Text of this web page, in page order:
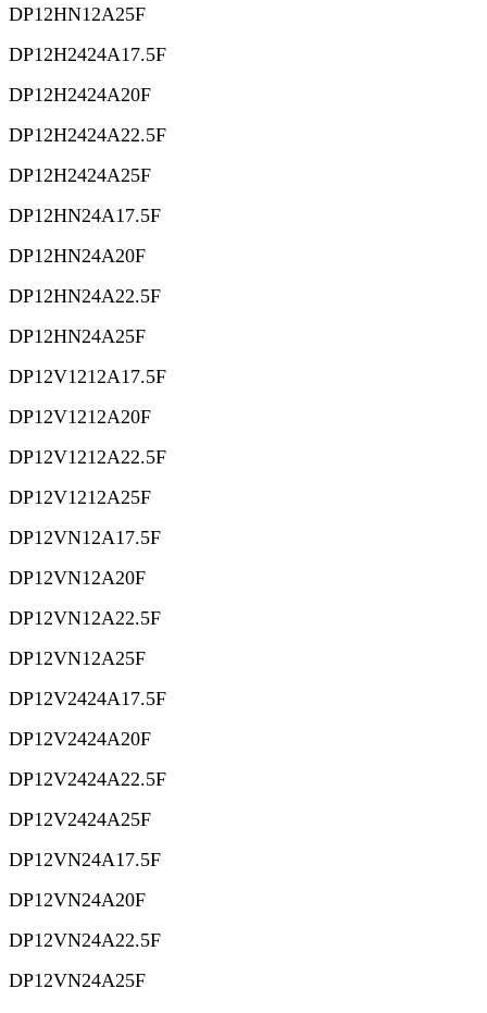
DP12HN12A25F
DP12H2424A17.5F
DP12H2424A20F
DP12H2424A22.5F
DP12H2424A25F
DP12HN24A17.5F
DP12HN24A20F
DP12HN24A22.5F
DP12HN24A25F
DP12V1212A17.5F
DP12V1212A20F
DP12V1212A22.5F
DP12V1212A25F
DP12VN12A17.5F
DP12VN12A20F
DP12VN12A22.5F
DP12VN12A25F
DP12V2424A17.5F
DP12V2424A20F
DP12V2424A22.5F
DP12V2424A25F
DP12VN24A17.5F
DP12VN24A20F
DP12VN24A22.5F
DP12VN24A25F